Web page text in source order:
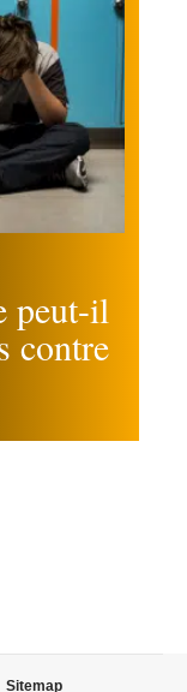
peut-il
contre
Sitemap